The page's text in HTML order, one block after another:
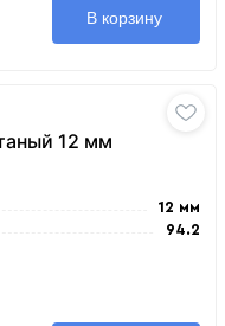
В корзину
12 мм
12 мм
94.2